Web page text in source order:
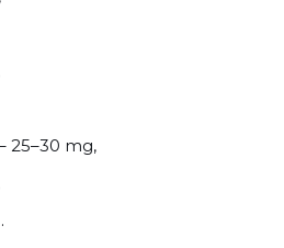
25–30 mg,